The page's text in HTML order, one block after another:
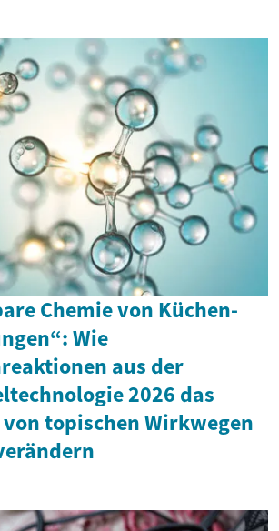
Chemie von Küchen-
Wie
aus der
2026 das
topischen Wirkwegen